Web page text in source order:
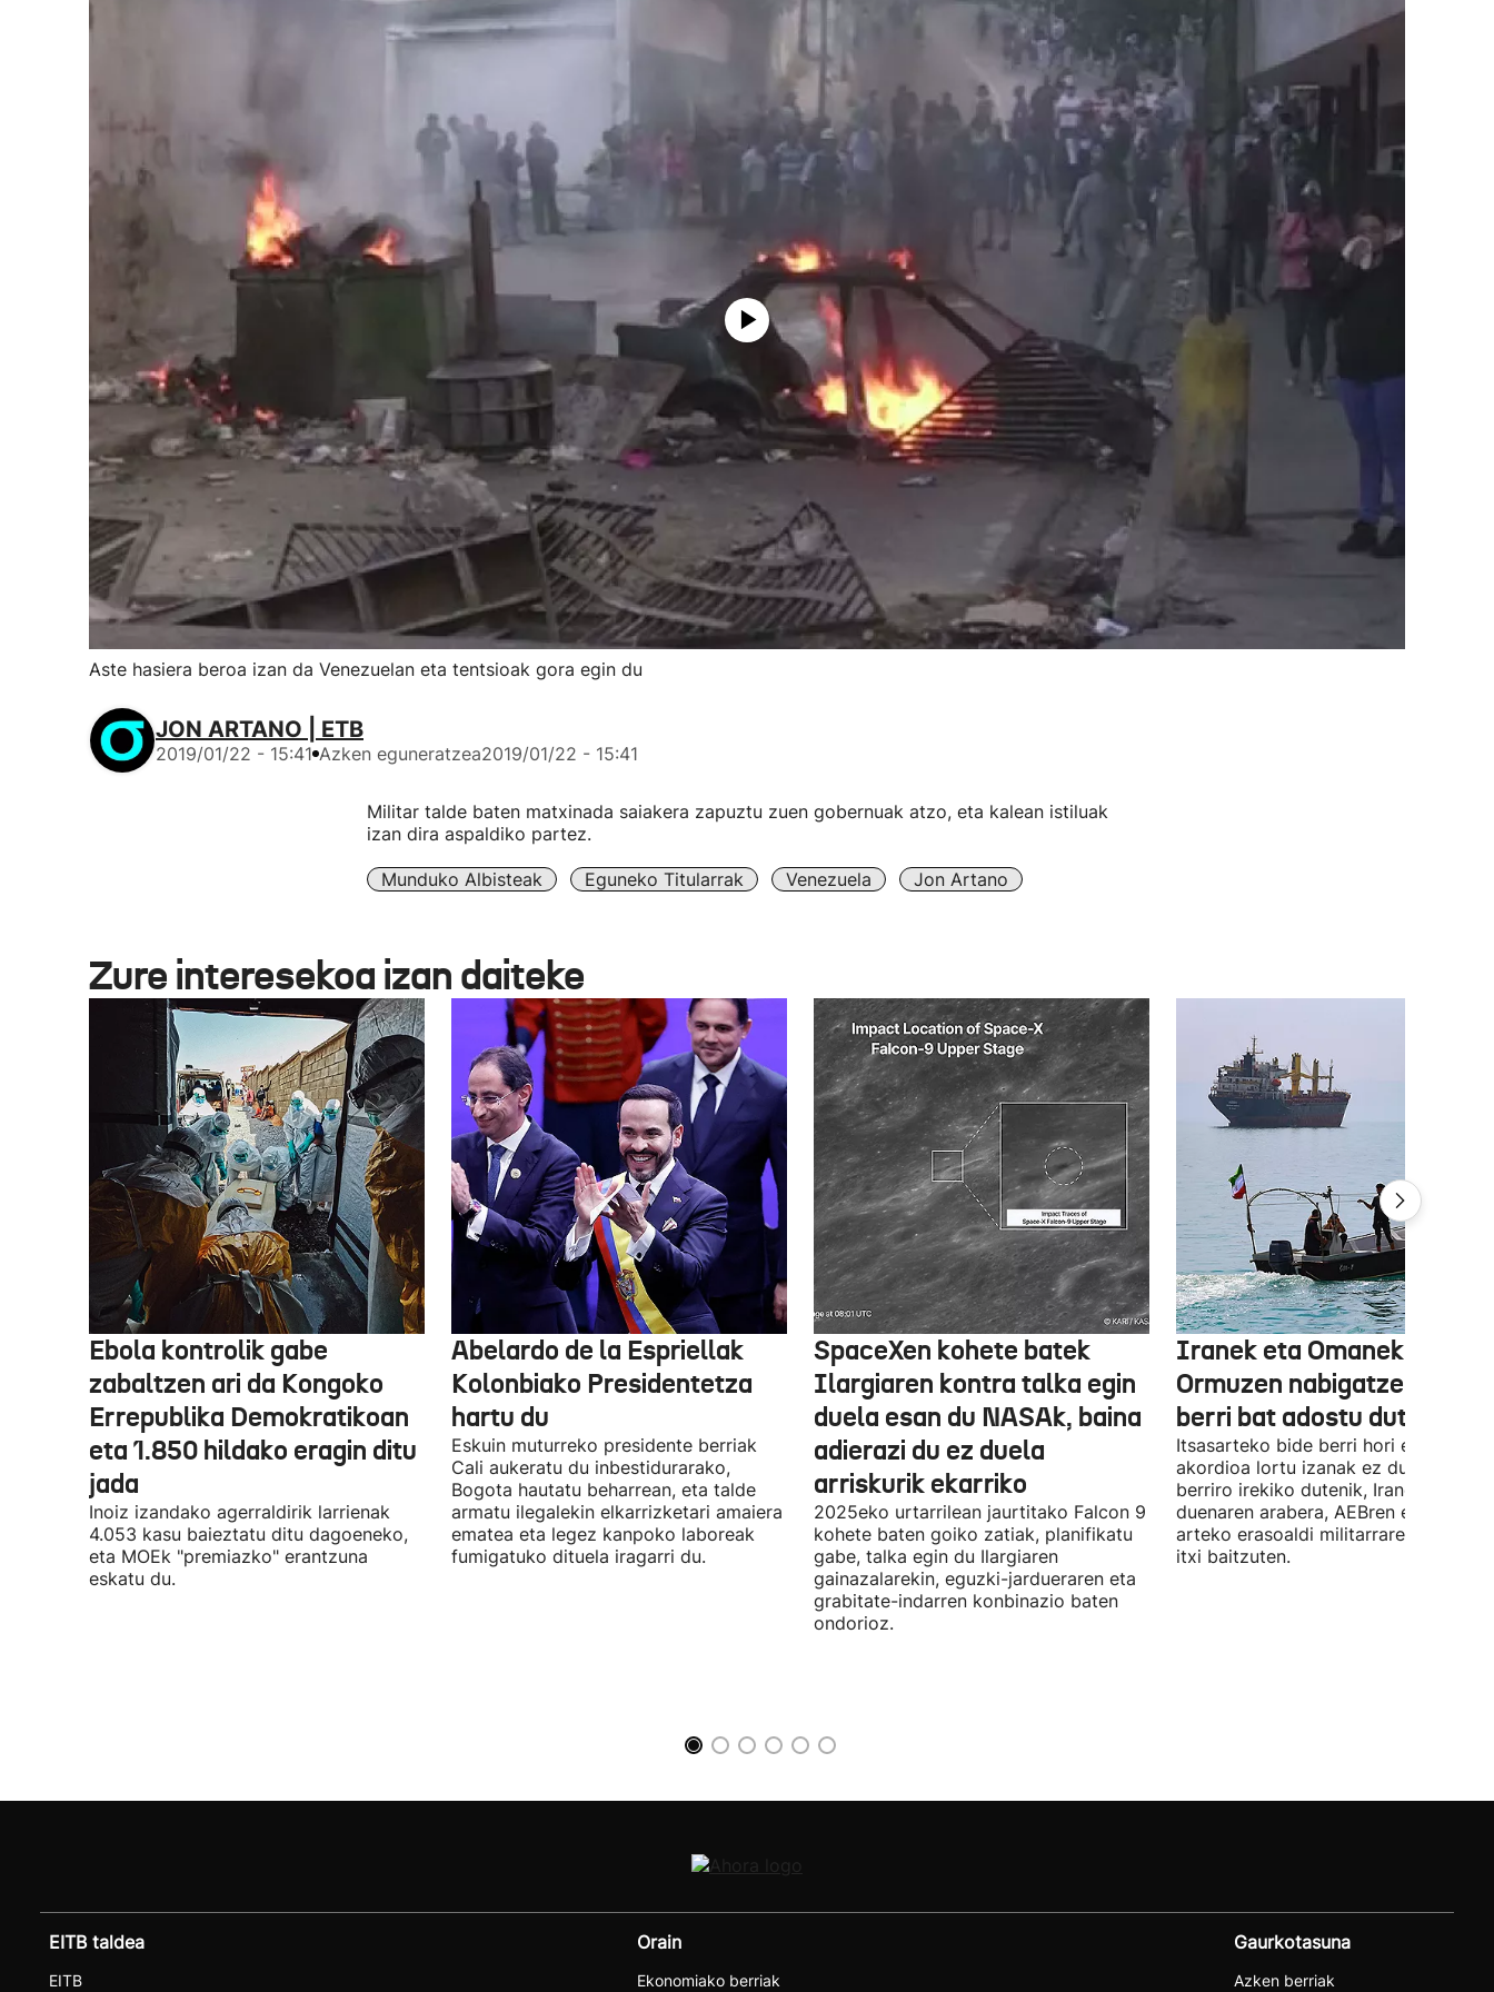
Aste hasiera beroa izan da Venezuelan eta tentsioak gora egin du
JON ARTANO | ETB
2019/01/22 - 15:41 Azken eguneratzea2019/01/22 - 15:41
Militar talde baten matxinada saiakera zapuztu zuen gobernuak atzo, eta kalean istiluak
izan dira aspaldiko partez.
Munduko Albisteak Eguneko Titularrak Venezuela Jon Artano
Zure interesekoa izan daiteke
Ebola kontrolik gabe
zabaltzen ari da Kongoko
Errepublika Demokratikoan
eta 1.850 hildako eragin ditu
jada
Inoiz izandako agerraldirik larrienak
4.053 kasu baieztatu ditu dagoeneko,
eta MOEk "premiazko" erantzuna
eskatu du.
Abelardo de la Espriellak
Kolonbiako Presidentetza
hartu du
Eskuin muturreko presidente berriak
Cali aukeratu du inbestidurarako,
Bogota hautatu beharrean, eta talde
armatu ilegalekin elkarrizketari amaiera
ematea eta legez kanpoko laboreak
fumigatuko dituela iragarri du.
SpaceXen kohete batek
Ilargiaren kontra talka egin
duela esan du NASAk, baina
adierazi du ez duela
arriskurik ekarriko
2025eko urtarrilean jaurtitako Falcon 9
kohete baten goiko zatiak, planifikatu
gabe, talka egin du Ilargiaren
gainazalarekin, eguzki-jardueraren eta
grabitate-indarren konbinazio baten
ondorioz.
Iranek eta Omanek
Ormuzen nabigatzeko bide
berri bat adostu dute
Itsasarteko bide berri hori egiteko
akordioa lortu izanak ez du esan nahi
berriro irekiko dutenik, Iranek
duenaren arabera, AEBren eta
arteko erasoaldi militarraren
itxi baitzuten.
EITB taldea
EITB
Orain
Ekonomiako berriak
Gaurkotasuna
Azken berriak